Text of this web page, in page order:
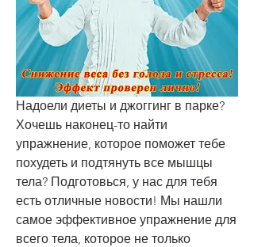
Надоели диеты и джоггинг в парке?
Хочешь наконец-то найти
упражнение, которое поможет тебе
похудеть и подтянуть все мышцы
тела? Подготовься, у нас для тебя
есть отличные новости! Мы нашли
самое эффективное упражнение для
всего тела, которое не только